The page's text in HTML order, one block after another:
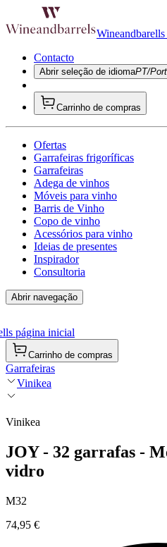
Contacto
Abrir seleção de idiomaPT/
Carrinho de compras
Ofertas
Garrafeiras frigoríficas
Garrafeiras
Adega de vinhos
Móveis para vinho
Barris de Vinho
Copo de vinho
Acessórios para vinho
Ideias de presentes
Inspirador
Consultoria
Abrir navegação
página inicial
Carrinho de compras
Garrafeiras
Vinikea
Vinikea
JOY - 32 garrafas -
vidro
M32
74,95 €